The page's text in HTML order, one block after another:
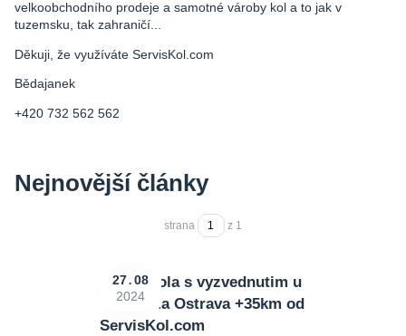
velkoobchodního prodeje a samotné vároby kol a to jak v
tuzemsku, tak zahraničí...
Děkuji, že využíváte ServisKol.com
Bědajanek
+420 732 562 562
Nejnovější články
strana z 1
Servis kola s vyzvednutim u
Vas doma Ostrava +35km od
ServisKol.com
27 08
2024